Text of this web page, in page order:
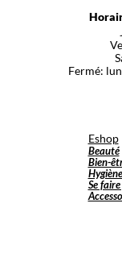
Fermé:
Eshop
Beauté
Bien-
Se